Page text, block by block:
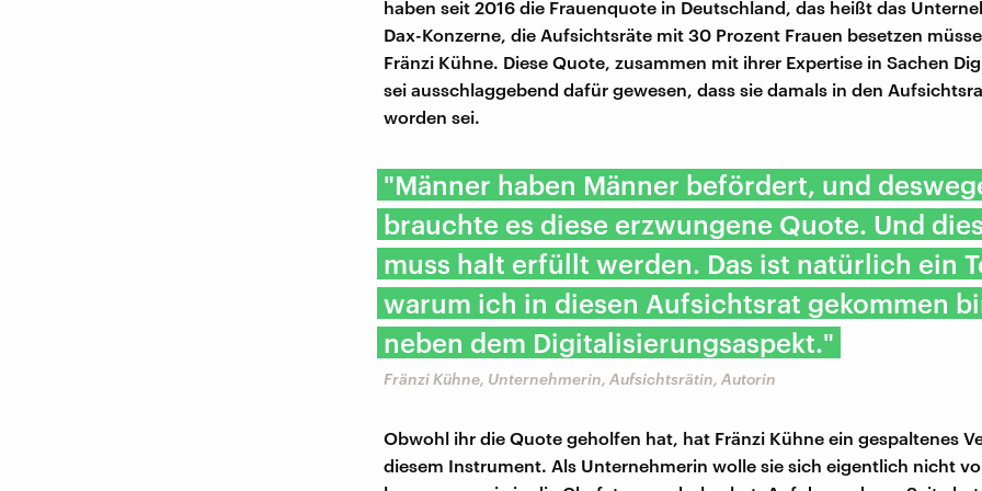
haben seit 2016 die Frauenquote in Deutschland, das heißt das
Dax-Konzerne, die Aufsichtsräte mit 30 Prozent Frauen besetzen
Fränzi Kühne. Diese Quote, zusammen mit ihrer Expertise in Sachen
sei ausschlaggebend dafür gewesen, dass sie damals in den
worden sei.
"Männer haben Männer befördert, und
brauchte es diese erzwungene Quote. Und
muss halt erfüllt werden. Das ist natürlich ein
warum ich in diesen Aufsichtsrat gekommen
neben dem Digitalisierungsaspekt."
Fränzi Kühne, Unternehmerin, Aufsichtsrätin, Autorin
Obwohl ihr die Quote geholfen hat, hat Fränzi Kühne ein gespaltenes
diesem Instrument. Als Unternehmerin wolle sie sich eigentlich nicht